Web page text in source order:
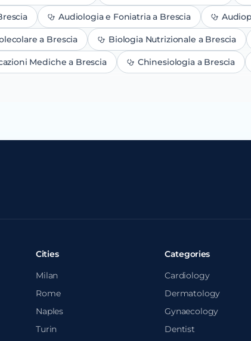
Audiologia e Foniatriaa Brescia
a Brescia Biologia Nutrizionale a Brescia
Mediche a Brescia Chinesiologiaa Brescia
Cities
Milan
Rome
Naples
Turin
Categories
Cardiology
Dermatology
Gynaecology
Dentist